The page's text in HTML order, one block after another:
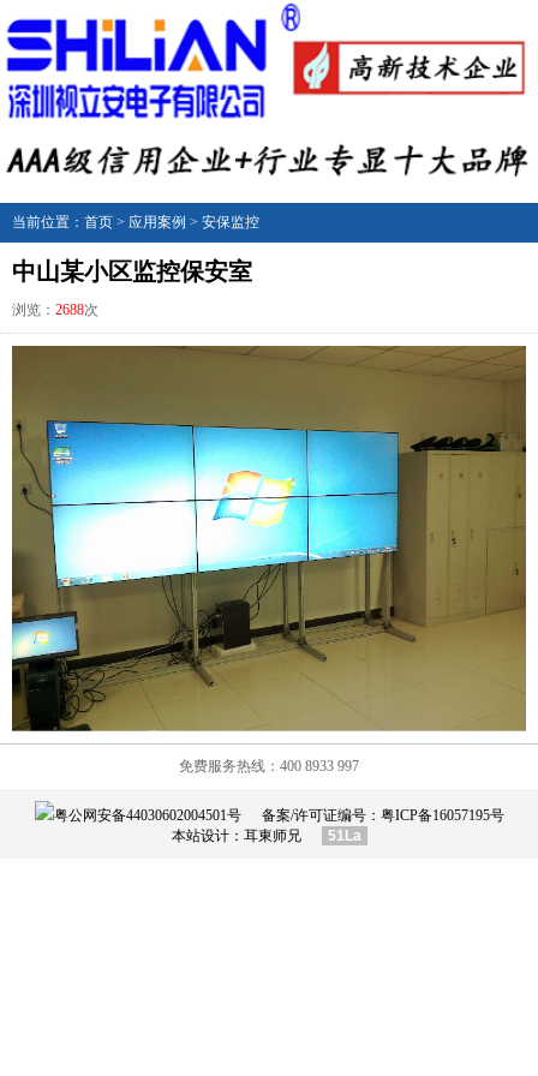
当前位置： 首页 > 应用案例 > 安保监控
中山某小区监控保安室
浏览： 2688次
免费服务热线：400 8933 997
粤公网安备44030602004501号 备案/许可证编号： 粤ICP备16057195号
本站设计： 耳東师兄 51La